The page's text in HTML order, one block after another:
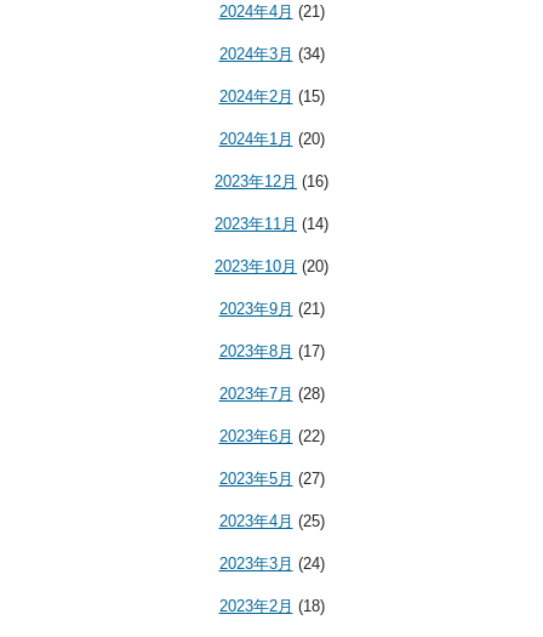
2024年4月 (21)
2024年3月 (34)
2024年2月 (15)
2024年1月 (20)
2023年12月 (16)
2023年11月 (14)
2023年10月 (20)
2023年9月 (21)
2023年8月 (17)
2023年7月 (28)
2023年6月 (22)
2023年5月 (27)
2023年4月 (25)
2023年3月 (24)
2023年2月 (18)